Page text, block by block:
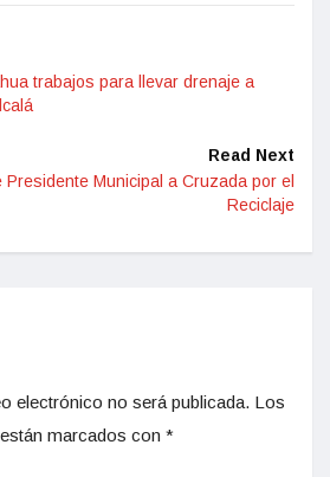
trabajos para llevar drenaje a
Read Next
Presidente Municipal a Cruzada por el
Reciclaje
electrónico no será publicada. Los
marcados con *